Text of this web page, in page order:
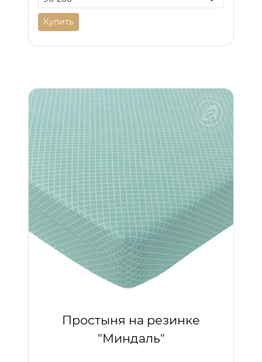
Купить
Простыня на резинке
"Миндаль"